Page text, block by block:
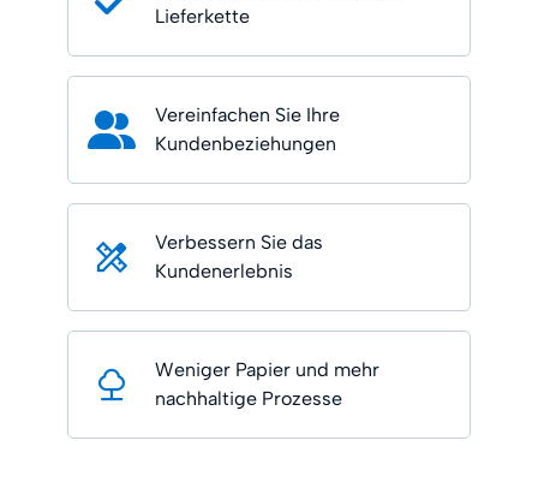
Lieferkette
Vereinfachen Sie Ihre
Kundenbeziehungen
Verbessern Sie das
Kundenerlebnis
Weniger Papier und mehr
nachhaltige Prozesse